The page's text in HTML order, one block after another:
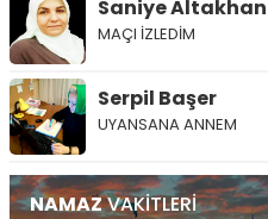
Saniye Altakhan
MAÇI İZLEDİM
Serpil Başer
UYANSANA ANNEM
NAMAZVAKİTLERİ